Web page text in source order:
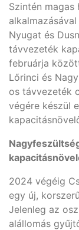
Szintén
Nyugat és
távvezeték
februárja
Lőrinci és
os távvezeték
végére készül
2024 végéig
egy új,
Jelenleg az
alállomás